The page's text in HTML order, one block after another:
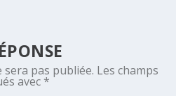
pas publiée. Les champs
avec *